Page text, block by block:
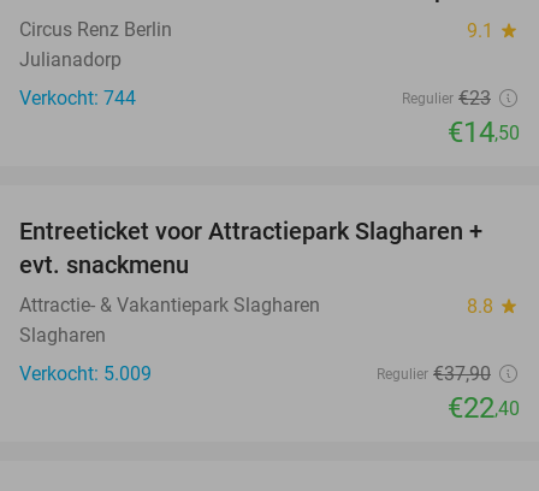
Circus Renz Berlin 9.1 star
Julianadorp
Verkocht: 744
Regulier €23
€14,50
41%
Entreeticket voor Attractiepark Slagharen +
evt. snackmenu
Attractie- & Vakantiepark Slagharen 8.8 star
Slagharen
Verkocht: 5.009
Regulier €37,90
€22,40